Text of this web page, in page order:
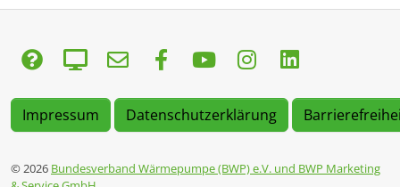
Impressum Datenschutzerklärung
© 2026 Bundesverband Wärmepumpe (BWP) e.V. und BWP Marketing